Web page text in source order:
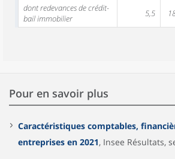
dont redevances de crédit-
bail immobilier
5,5
Pour en savoir plus
Caractéristiques comptables,
entreprises en 2021, Insee Résultats,